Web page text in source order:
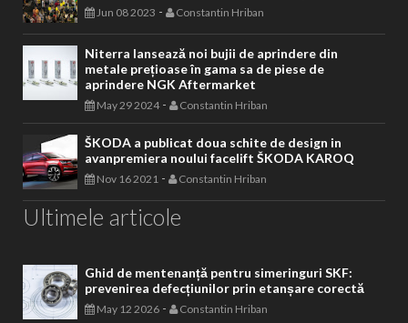
Jun 08 2023 - Constantin Hriban
Niterra lansează noi bujii de aprindere din
metale prețioase în gama sa de piese de
aprindere NGK Aftermarket
May 29 2024- Constantin Hriban
ŠKODA a publicat doua schite de design in
avanpremiera noului facelift ŠKODA KAROQ
Nov 16 2021 - Constantin Hriban
Ultimele articole
Ghid de mentenanță pentru simeringuri SKF:
prevenirea defecțiunilor prin etanșare corectă
May 12 2026 - Constantin Hriban